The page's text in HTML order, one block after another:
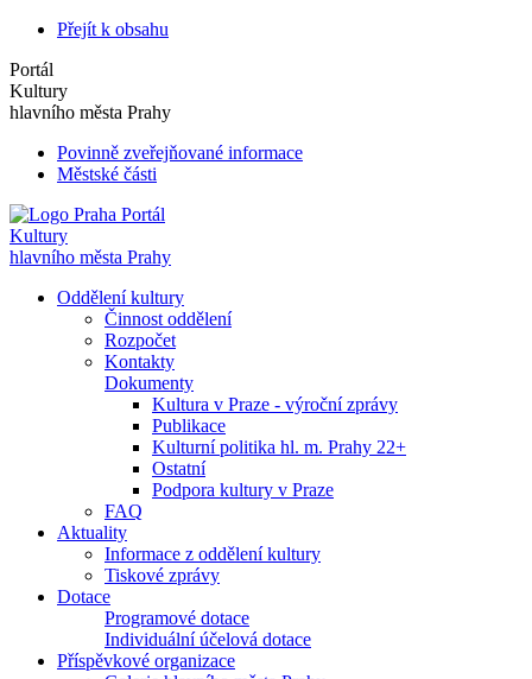
Přejít k obsahu
Portál
Kultury
hlavního města Prahy
Povinně zveřejňované informace
Městské části
Portál
Kultury
hlavního města Prahy
Oddělení kultury
Činnost oddělení
Rozpočet
Kontakty
Dokumenty
Kultura v Praze - výroční zprávy
Publikace
Kulturní politika hl. m. Prahy 22+
Ostatní
Podpora kultury v Praze
FAQ
Aktuality
Informace z oddělení kultury
Tiskové zprávy
Dotace
Programové dotace
Individuální účelová dotace
Příspěvkové organizace